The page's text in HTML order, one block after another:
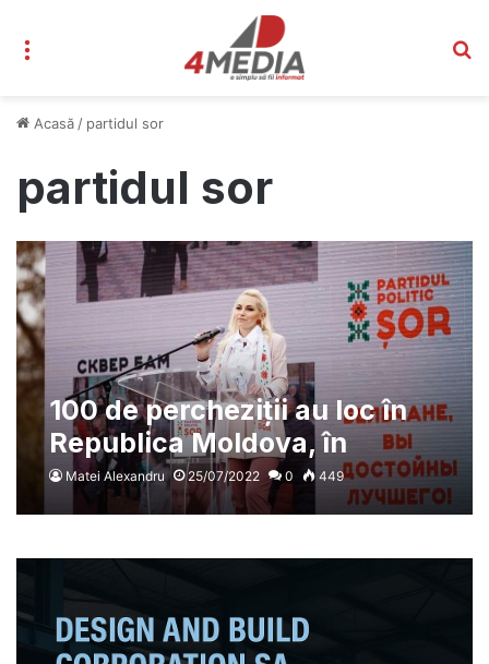
Acasă / partidul sor
partidul sor
100 de percheziții au loc în
Republica Moldova, în
dosarul privind finanțarea
ilegală a Partidului „ȘOR”
Matei Alexandru 25/07/2022 0 449